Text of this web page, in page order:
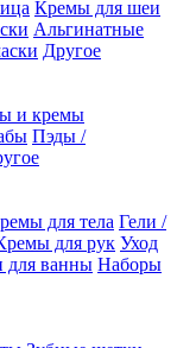
Кремы для шеи
Альгинатные
Другое
и кремы
Пэды /
для тела Гели /
для рук Уход
для ванны Наборы